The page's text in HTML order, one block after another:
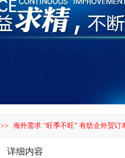
>> 海外需求 “旺季不旺” 有纺企外贸
详细内容